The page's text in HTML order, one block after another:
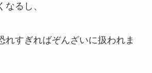
るし、
れすぎればぞんざいに扱われま